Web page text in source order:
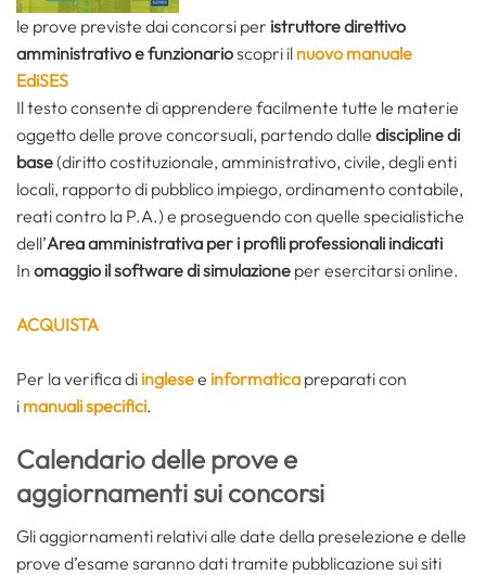
le prove previste dai concorsi per istruttore direttivo
amministrativo e funzionarioscopri il nuovo manuale
EdiSES
Il testo consente di apprendere facilmente tutte le materie
oggetto delle prove concorsuali, partendo dalle discipline di
base(diritto costituzionale, amministrativo, civile, degli enti
locali, rapporto di pubblico impiego, ordinamento contabile,
reati contro la P.A.) e proseguendo con quelle specialistiche
dell’Area amministrativa per i profili professionali indicati
In omaggio il software di simulazione per esercitarsi online.
ACQUISTA
Per la verifica di inglesee informatica preparati con
i manuali specifici.
Calendario delle prove e
aggiornamenti sui concorsi
Gli aggiornamenti relativi alle date della preselezione e delle
prove d’esame saranno dati tramite pubblicazione sui siti